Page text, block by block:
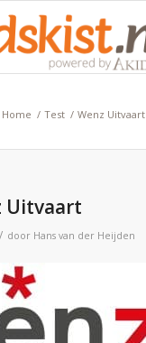
Home / Test / Wenz Uitvaart
Uitvaart
/ door Hans van der Heijden